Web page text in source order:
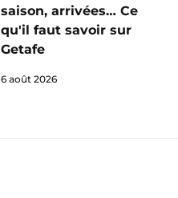
saison, arrivées… Ce
qu'il faut savoir sur
Getafe
6 août 2026